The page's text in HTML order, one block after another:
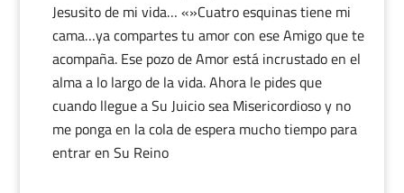
Jesusito de mi vida… «»Cuatro esquinas tiene mi
cama…ya compartes tu amor con ese Amigo que te
acompaña. Ese pozo de Amor está incrustado en el
alma a lo largo de la vida. Ahora le pides que
cuando llegue a Su Juicio sea Misericordioso y no
me ponga en la cola de espera mucho tiempo para
entrar en Su Reino